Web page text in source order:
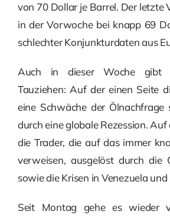
von 70 Dollar je Barrel. Der letzte
in der Vorwoche bei knapp 69
schlechter Konjunkturdaten aus
Auch in dieser Woche gibt
Tauziehen: Auf der einen Seite
eine Schwäche der Ölnachfrage
durch eine globale Rezession.
die Trader, die auf das immer
verweisen, ausgelöst durch die
sowie die Krisen in Venezuela und
Seit Montag gehe es wieder